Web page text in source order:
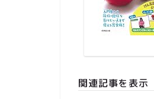
関連記事を表示